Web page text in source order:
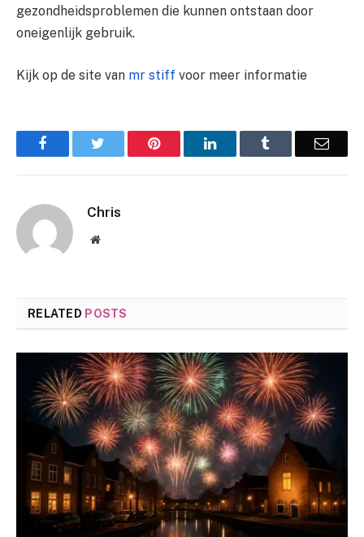
gezondheidsproblemen die kunnen ontstaan door
oneigenlijk gebruik.
Kijk op de site van mr stiff voor meer informatie
Facebook Pinterest LinkedIn Email
Chris
Website
RELATED POSTS